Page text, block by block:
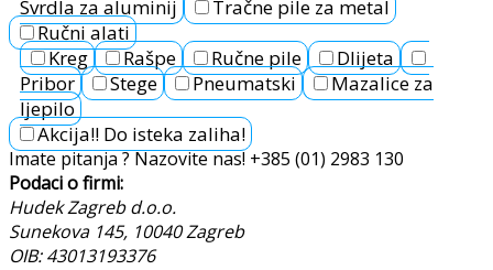
Svrdla za aluminij
Tračne pile za metal
Ručni alati
Kreg
Rašpe Ručne pile
Dlijeta
Pribor
Stege Pneumatski
Mazalice za
ljepilo
Akcija!! Do isteka zaliha!
Imate pitanja ? Nazovite nas! +385 (01) 2983 130
Podaci o firmi:
Hudek Zagreb d.o.o.
Sunekova 145, 10040 Zagreb
OIB: 43013193376